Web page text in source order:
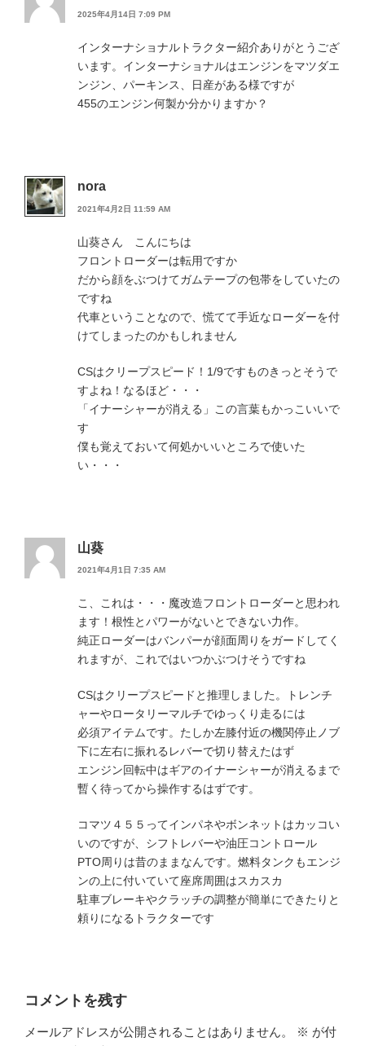
2025年4月14日 7:09 PM
インターナショナルトラクター紹介ありがとうござ
います。インターナショナルはエンジンをマツダエ
ンジン、パーキンス、日産がある様ですが
455のエンジン何製か分かりますか？
nora
2021年4月2日 11:59 AM
山葵さん こんにちは
フロントローダーは転用ですか
だから顔をぶつけてガムテープの包帯をしていたの
ですね
代車ということなので、慌てて手近なローダーを付
けてしまったのかもしれません
CSはクリープスピード！1/9ですものきっとそうで
すよね！なるほど・・・
「イナーシャーが消える」この言葉もかっこいいで
す
僕も覚えておいて何処かいいところで使いた
い・・・
山葵
2021年4月1日 7:35 AM
こ、これは・・・魔改造フロントローダーと思われ
ます！根性とパワーがないとできない力作。
純正ローダーはバンパーが顔面周りをガードしてく
れますが、これではいつかぶつけそうですね
CSはクリープスピードと推理しました。トレンチ
ャーやロータリーマルチでゆっくり走るには
必須アイテムです。たしか左膝付近の機関停止ノブ
下に左右に振れるレバーで切り替えたはず
エンジン回転中はギアのイナーシャーが消えるまで
暫く待ってから操作するはずです。
コマツ４５５ってインパネやボンネットはカッコい
いのですが、シフトレバーや油圧コントロール
PTO周りは昔のままなんです。燃料タンクもエンジ
ンの上に付いていて座席周囲はスカスカ
駐車ブレーキやクラッチの調整が簡単にできたりと
頼りになるトラクターです
コメントを残す
メールアドレスが公開されることはありません。 ※ が付